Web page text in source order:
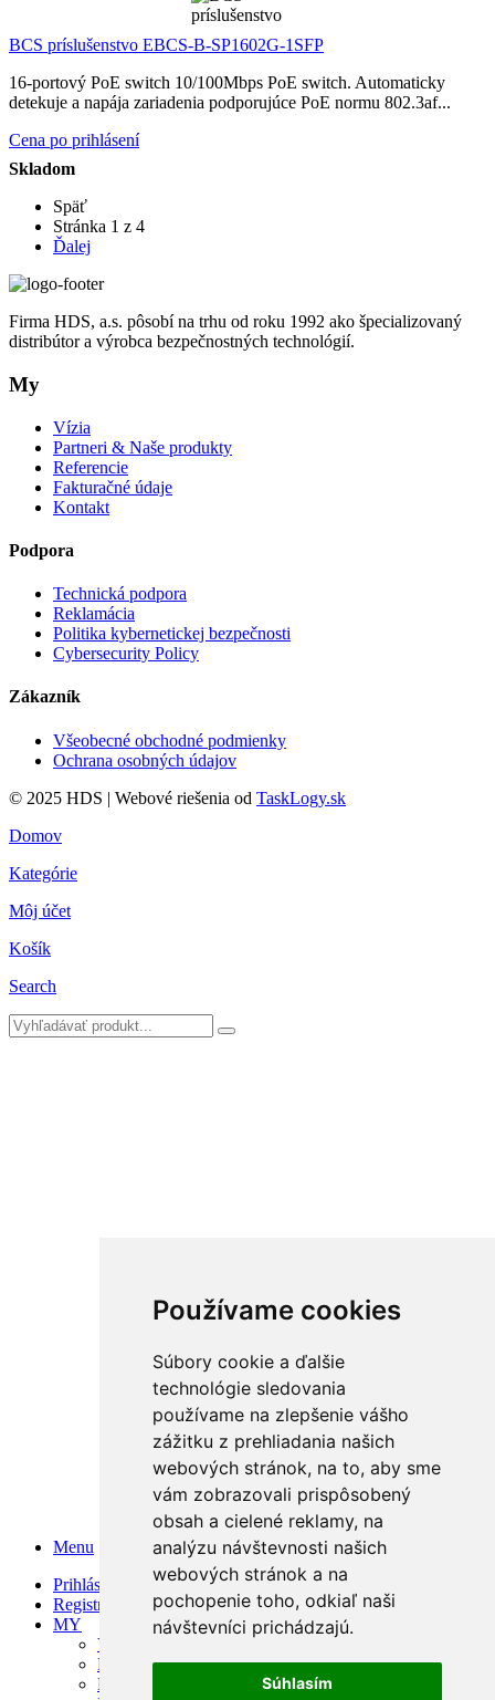
Používame cookies
Súbory cookie a ďalšie
technológie sledovania
používame na zlepšenie vášho
zážitku z prehliadania našich
webových stránok, na to, aby sme
vám zobrazovali prispôsobený
obsah a cielené reklamy, na
analýzu návštevnosti našich
webových stránok a na
pochopenie toho, odkiaľ naši
návštevníci prichádzajú.
Súhlasím
BCS príslušenstvo EBCS-B-SP1602G-1SFP
16-portový PoE switch 10/100Mbps PoE switch. Automaticky
detekuje a napája zariadenia podporujúce PoE normu 802.3af...
Cena po prihlásení
Skladom
Späť
Stránka 1 z 4
Ďalej
Firma HDS, a.s. pôsobí na trhu od roku 1992 ako špecializovaný
distribútor a výrobca bezpečnostných technológií.
My
Vízia
Partneri & Naše produkty
Referencie
Fakturačné údaje
Kontakt
Podpora
Technická podpora
Reklamácia
Politika kybernetickej bezpečnosti
Cybersecurity Policy
Zákazník
Všeobecné obchodné podmienky
Ochrana osobných údajov
© 2025 HDS | Webové riešenia od TaskLogy.sk
Domov
Kategórie
Môj účet
Košík
Search
Menu
Prihlásenie
Registrácia
MY
Vízia
Prečo my
Partneri & Naše produkty